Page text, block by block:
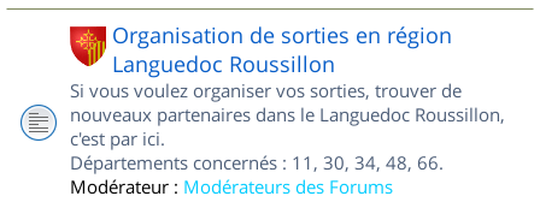
Organisation de sorties en région
Languedoc Roussillon
Si vous voulez organiser vos sorties, trouver de
nouveaux partenaires dans le Languedoc Roussillon,
c'est par ici.
Départements concernés : 11, 30, 34, 48, 66.
Modérateur : Modérateurs des Forums